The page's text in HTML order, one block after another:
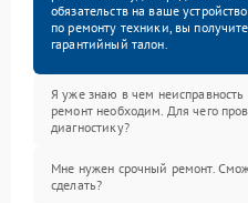
обязательств на ваше
по ремонту техники, вы
гарантийный талон.
Я уже знаю в чем неисправность
ремонт необходим. Для чего
диагностику?
Мне нужен срочный ремонт.
сделать?